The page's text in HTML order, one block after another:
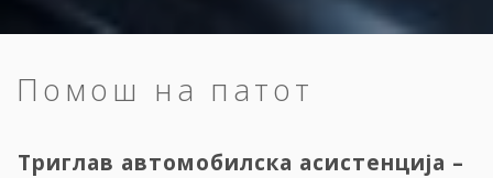
Помош на патот
Триглав автомобилска асистенција –